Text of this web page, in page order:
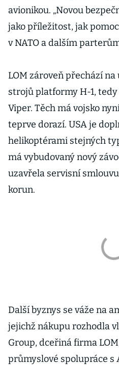
avionikou. „Novou
jako příležitost, jak
v NATO a dalším
LOM zároveň přechází
strojů platformy H-1,
Viper. Těch má vojsko
teprve dorazí. USA je
helikoptérami stejných
má vybudovaný nový
uzavřela servisní
korun.
Další byznys se váže na
jejichž nákupu rozhodla
Group, dceřiná firma
průmyslové spolupráce s